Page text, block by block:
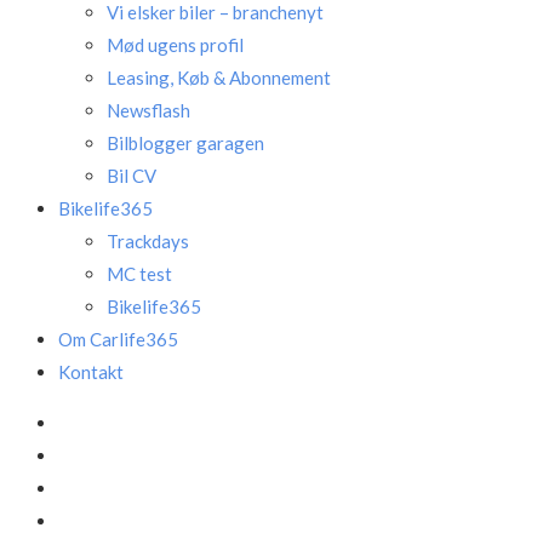
Vi elsker biler – branchenyt
Mød ugens profil
Leasing, Køb & Abonnement
Newsflash
Bilblogger garagen
Bil CV
Bikelife365
Trackdays
MC test
Bikelife365
Om Carlife365
Kontakt